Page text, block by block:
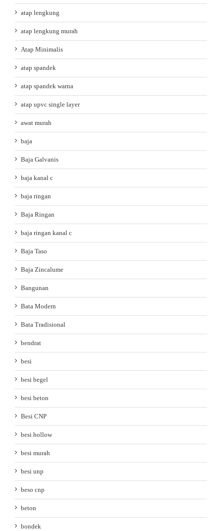
atap lengkung
atap lengkung murah
Atap Minimalis
atap spandek
atap spandek warna
atap upvc single layer
awat murah
baja
Baja Galvanis
baja kanal c
baja ringan
Baja Ringan
baja ringan kanal c
Baja Taso
Baja Zincalume
Bangunan
Bata Modern
Bata Tradisional
bendrat
besi
besi begel
besi beton
Besi CNP
besi hollow
besi murah
besi unp
beso cnp
beton
bondek